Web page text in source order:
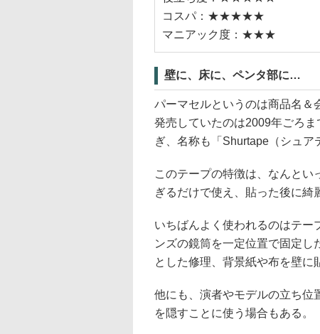
コスパ：★★★★★
マニアック度：★★★
壁に、床に、ペンタ部に…
パーマセルというのは商品名＆
発売していたのは2009年ごろ
ぎ、名称も「Shurtape（シュア
このテープの特徴は、なんとい
ぎるだけで使え、貼った後に綺
いちばんよく使われるのはテー
ンズの鏡筒を一定位置で固定し
とした修理、背景紙や布を壁に
他にも、演者やモデルの立ち位
を隠すことに使う場合もある。